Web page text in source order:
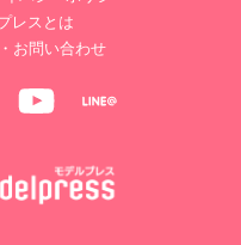
レスとは
お問い合わせ